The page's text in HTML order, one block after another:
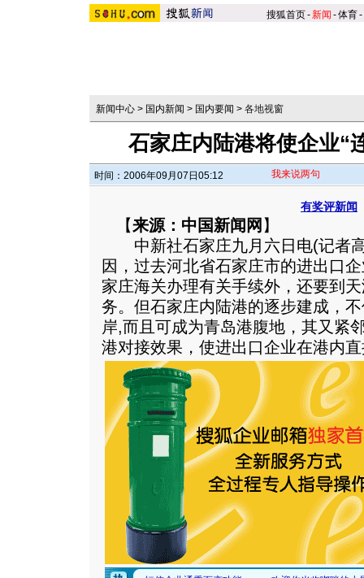
搜狐首页-新闻 -体育-
新闻中心 > 国内新闻 > 国内要闻 > 各地视窗
石家庄内陆港将使企业“
时间：2006年09月07日05:12 我来说两句
有奖评新闻
【来源：中国新闻网 】
中新社石家庄九月六日电(记者
因，过去河北省石家庄市的进出口
家庄海关办理有关手续外，还要到
务。但石家庄内陆港的逐步建成，
岸,而且可成为青岛港腹地，其又紧
港对接效果，使进出口企业在港内